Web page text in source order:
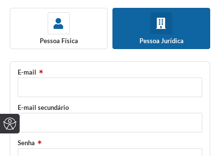
Pessoa Física Pessoa Jurídica
E-mail
E-mail secundário
Senha